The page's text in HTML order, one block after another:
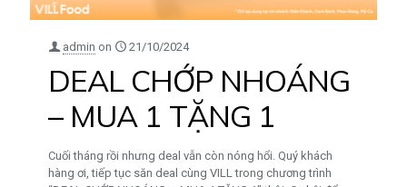
admin on 21/10/2024
DEAL CHỚP NHOÁNG
– MUA 1 TẶNG 1
Cuối tháng rồi nhưng deal vẫn còn nóng hổi. Quý khách
hàng ơi, tiếp tục săn deal cùng VILL trong chương trình